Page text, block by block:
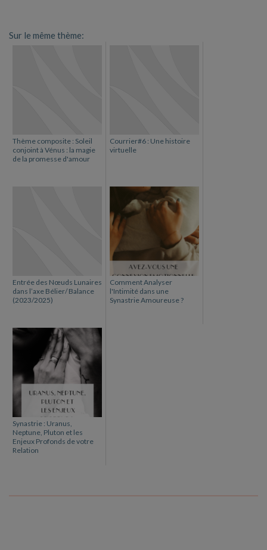
Sur le même thème:
Thème composite : Soleil
conjoint à Vénus : la magie
de la promesse d'amour
Courrier#6 : Une histoire
virtuelle
Entrée des Nœuds Lunaires
dans l’axe Bélier/ Balance
(2023/2025)
Comment Analyser
l'Intimité dans une
Synastrie Amoureuse ?
Synastrie : Uranus,
Neptune, Pluton et les
Enjeux Profonds de votre
Relation